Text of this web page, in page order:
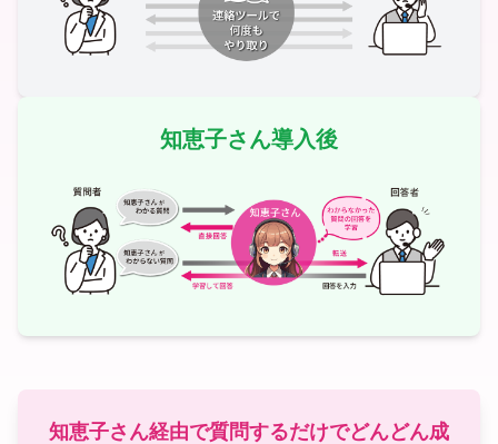
知恵子さん導入後
知恵子さん経由で質問するだけでどんどん成